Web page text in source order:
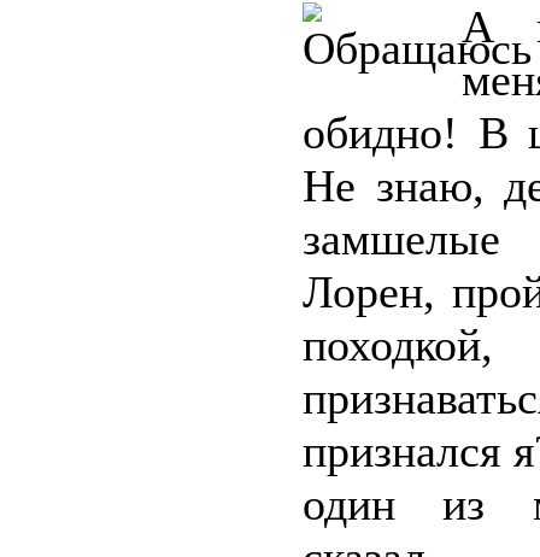
А
обидно! В
Не знаю,
Лорен,
признался
один из